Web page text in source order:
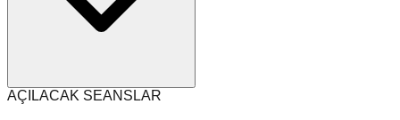
AÇILACAK SEANSLAR